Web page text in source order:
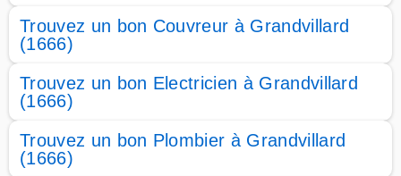
Trouvez un bon Couvreur à Grandvillard
(1666)
Trouvez un bon Electricien à Grandvillard
(1666)
Trouvez un bon Plombier à Grandvillard
(1666)